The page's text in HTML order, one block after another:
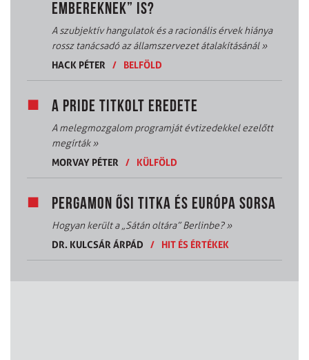
EMBEREKNEK” IS?
A szubjektív hangulatok és a racionális érvek hiánya
rossz tanácsadó az államszervezet átalakításánál»
HACK PÉTER
/ BELFÖLD
A PRIDE TITKOLT EREDETE
A melegmozgalom programját évtizedekkel ezelőtt
megírták»
MORVAY PÉTER
/ KÜLFÖLD
PERGAMON ŐSI TITKA ÉS EURÓPA SORSA
Hogyan került a „Sátán oltára” Berlinbe?»
DR. KULCSÁR ÁRPÁD
/ HIT ÉS ÉRTÉKEK